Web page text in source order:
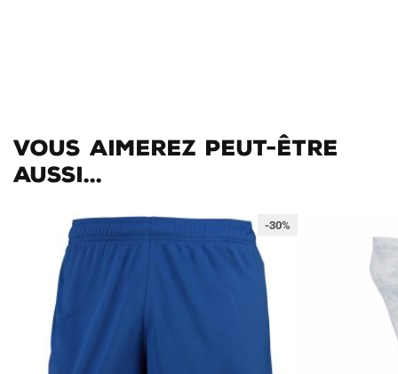
Vous aimerez peut-être
aussi...
-30%